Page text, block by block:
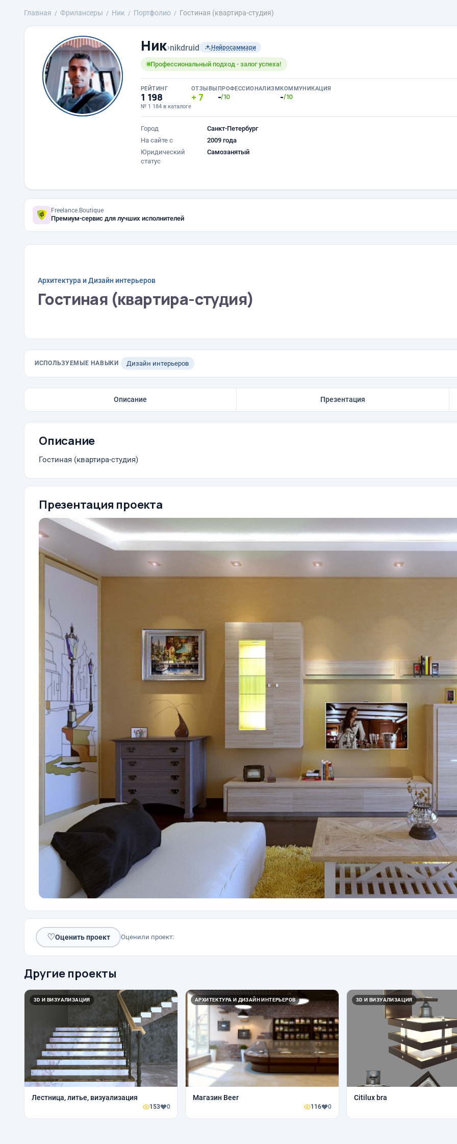
Главная Фрилансеры Ник Портфолио Гостиная (квартира-студия)
Ник›nikdruid Нейросаммари
Профессиональный подход - залог успеха!
РЕЙТИНГ
1 198
№ 1 184 в каталоге
ОТЗЫВЫ
7
ПРОФЕССИОНАЛИЗМ
-/10
КОММУНИКАЦИЯ
-/10
Город
Санкт-Петербург
На сайте с
2009 года
Юридический
статус
Самозанятый
Freelance.Boutique
Премиум-сервис для лучших исполнителей
Архитектура и Дизайн интерьеров
Гостиная (квартира-студия)
ИСПОЛЬЗУЕМЫЕ НАВЫКИ Дизайн интерьеров
Описание Презентация
Описание
Гостиная (квартира-студия)
Презентация проекта
♡Оценить проект Оценили проект:
Другие проекты
3D И ВИЗУАЛИЗАЦИЯ
Лестница, литье, визуализация
153 0
АРХИТЕКТУРА И ДИЗАЙН ИНТЕРЬЕРОВ
Магазин Beer
116 0
3D И ВИЗУАЛИЗАЦИЯ
Citilux bra